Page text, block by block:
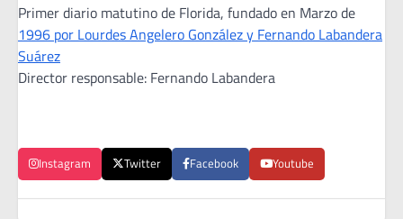
Primer diario matutino de Florida, fundado en Marzo de
1996 por Lourdes Angelero González y Fernando Labandera
Suárez
Director responsable: Fernando Labandera
Instagram Twitter Facebook Youtube